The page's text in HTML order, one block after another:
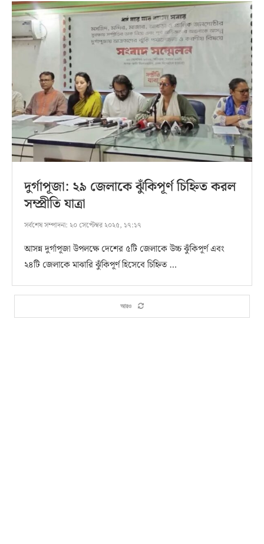
দুর্গাপূজা: ২৯ জেলাকে ঝুঁকিপূর্ণ চিহ্নিত করল
সম্প্রীতি যাত্রা
সর্বশেষ সম্পাদনা: ২০ সেপ্টেম্বর ২০২৫, ১৭:১৭
আসন্ন দুর্গাপূজা উপলক্ষে দেশের ৫টি জেলাকে উচ্চ ঝুঁকিপূর্ণ এবং
২৪টি জেলাকে মাঝারি ঝুঁকিপূর্ণ হিসেবে চিহ্নিত …
আরও